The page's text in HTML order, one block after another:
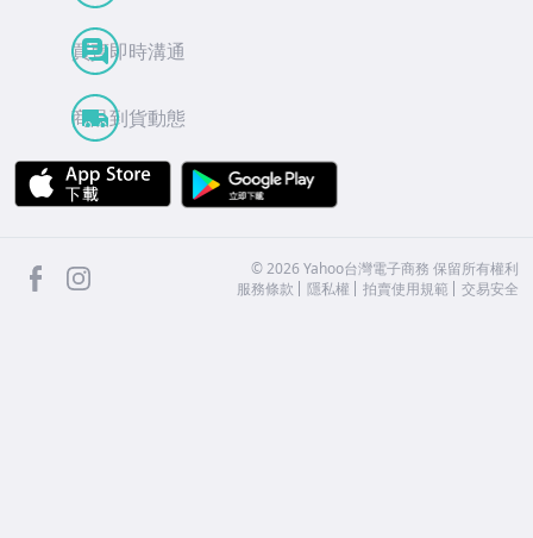
買賣即時溝通
商品到貨動態
APP Store
facebook ©2026 Yahoo台灣電子商務 保留所有權利
服務條款
隱私權 拍賣使用規範 交易安全